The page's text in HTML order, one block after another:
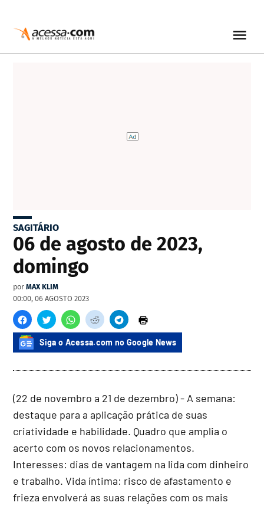
SAGITÁRIO
06 de agosto de 2023,
domingo
por MAX KLIM
00:00, 06 AGOSTO 2023
Siga o Acessa.com no Google News
(22 de novembro a 21 de dezembro) - A semana:
destaque para a aplicação prática de suas
criatividade e habilidade. Quadro que amplia o
acerto com os novos relacionamentos.
Interesses: dias de vantagem na lida com dinheiro
e trabalho. Vida íntima: risco de afastamento e
frieza envolverá as suas relações com os mais